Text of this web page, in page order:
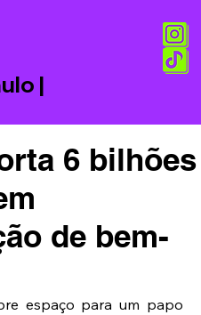
|
6 bilhões
de bem-
espaço para um papo